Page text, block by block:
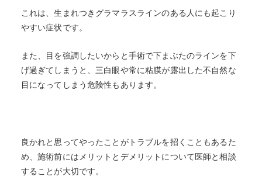
これは、生まれつきグラマラスラインのある人にも起こり
やすい症状です。
また、目を強調したいからと手術で下まぶたのラインを下
げ過ぎてしまうと、三白眼や常に粘膜が露出した不自然な
目になってしまう危険性もあります。
良かれと思ってやったことがトラブルを招くこともあるた
め、施術前にはメリットとデメリットについて医師と相談
することが大切です。